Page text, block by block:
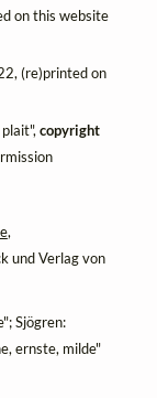
on this website
(re)printed on
plait",copyright
,
und Verlag von
Sjögren:
ernste, milde"